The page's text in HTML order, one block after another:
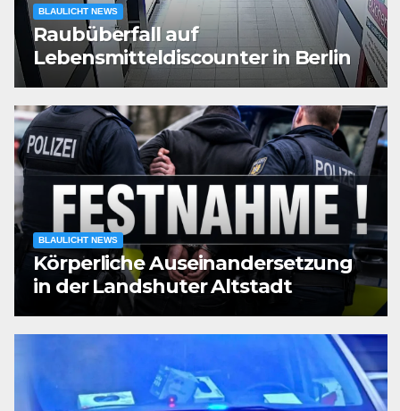
BLAULICHT NEWS
Raubüberfall auf
Lebensmitteldiscounter in Berlin
BLAULICHT NEWS
Körperliche Auseinandersetzung
in der Landshuter Altstadt